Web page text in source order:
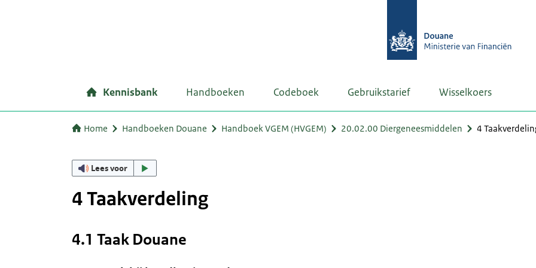
Kennisbank Handboeken Codeboek Gebruikstarief Wisselkoers
Home Handboeken Douane Handboek VGEM (HVGEM) 20.02.00 Diergeneesmiddelen 4
Lees voor
4 Taakverdeling
4.1 Taak Douane